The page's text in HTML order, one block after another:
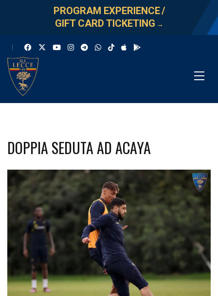
PROGRAM EXPERIENCE/
GIFT CARD TICKETING →
DOPPIA SEDUTA AD ACAYA